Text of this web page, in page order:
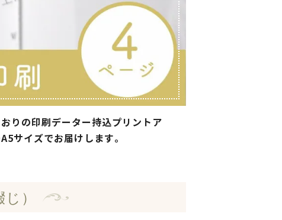
りの印刷データー持込プリントア
サイズでお届けします。
）